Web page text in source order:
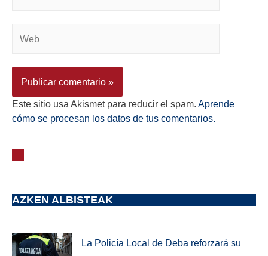
Este sitio usa Akismet para reducir el spam. Aprende
cómo se procesan los datos de tus comentarios.
AZKEN ALBISTEAK
La Policía Local de Deba reforzará su